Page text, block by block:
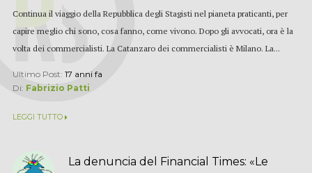
Continua il viaggio della Repubblica degli Stagisti nel pianeta praticanti, per
capire meglio chi sono, cosa fanno, come vivono. Dopo gli avvocati, ora è la
volta dei commercialisti. La Catanzaro dei commercialisti è Milano. La...
Ultimo Post: 17 anni fa
Di: Fabrizio Patti
LEGGI TUTTO
La denuncia del Financial Times: «Le